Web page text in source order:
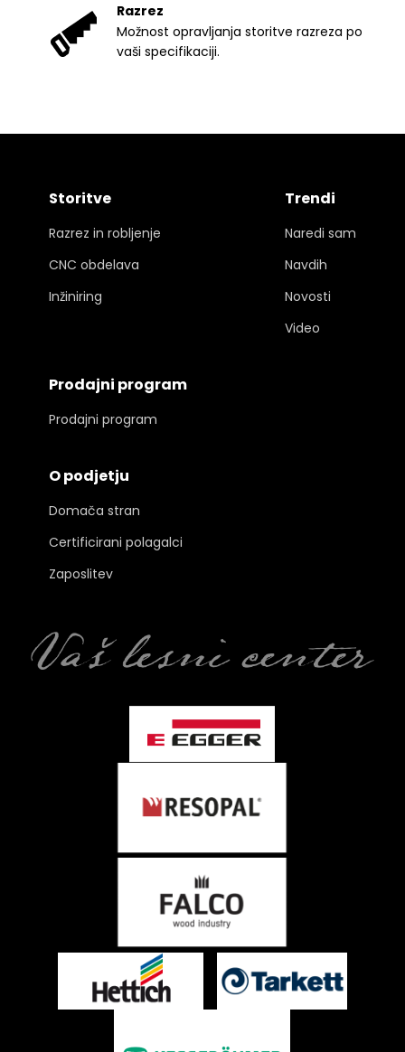
Razrez
Možnost opravljanja storitve razreza po
vaši specifikaciji.
Storitve
Razrez in robljenje
CNC obdelava
Inžiniring
Trendi
Naredi sam
Navdih
Novosti
Video
Prodajni program
Prodajni program
O podjetju
Domača stran
Certificirani polagalci
Zaposlitev